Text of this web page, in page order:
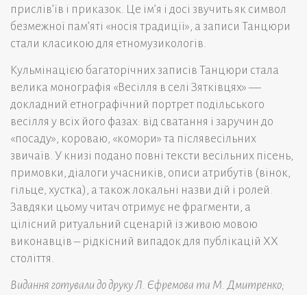
прислів’їв і приказок. Це ім’я і досі звучить як символ
безмежної пам’яті «носія традиції», а записи Танцюри
стали класикою для етномузикологів.
Кульмінацією багаторічних записів Танцюри стала
велика монографія «Весілля в селі Зятківцях» —
докладний етнографічний портрет подільського
весілля у всіх його фазах: від сватання і заручин до
«посаду», короваю, «комори» та післявесільних
звичаїв. У книзі подано повні тексти весільних пісень,
примовки, діалоги учасників, описи атрибутів (вінок,
гільце, хустка), а також локальні назви дій і ролей.
Завдяки цьому читач отримує не фрагменти, а
цілісний ритуальний сценарій із живою мовою
виконавців – рідкісний випадок для публікацій XX
століття.
Видання готували до друку Л. Єфремова та М. Дмитренко;